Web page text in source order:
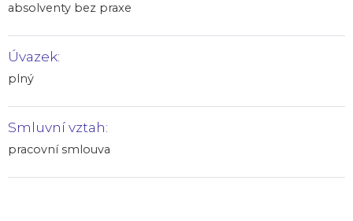
absolventy bez praxe
Úvazek:
plný
Smluvní vztah:
pracovní smlouva